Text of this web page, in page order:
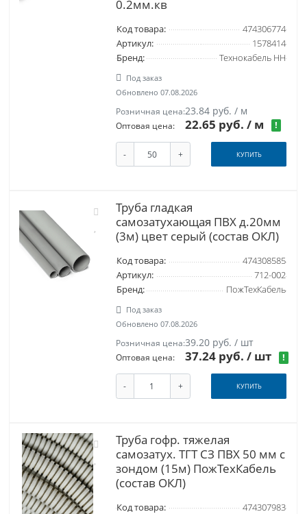
0.2мм.кв
Код товара:
474306774
Артикул:
1578414
Бренд:
Технокабель НН
Под заказ
Обновлено 07.08.2026
Розничная цена:23.84 руб. / м
Оптовая цена: 22.65 руб./ м !
- + КУПИТЬ
Труба гладкая
самозатухающая ПВХ д.20мм
(3м) цвет серый (состав ОКЛ)
Код товара:
474308585
Артикул:
712-002
Бренд:
ПожТехКабель
Под заказ
Обновлено 07.08.2026
Розничная цена:39.20 руб. / шт
Оптовая цена: 37.24 руб./ шт !
- + КУПИТЬ
Труба гофр. тяжелая
самозатух. ТГТ СЗ ПВХ 50 мм с
зондом (15м) ПожТехКабель
(состав ОКЛ)
Код товара:
474307983